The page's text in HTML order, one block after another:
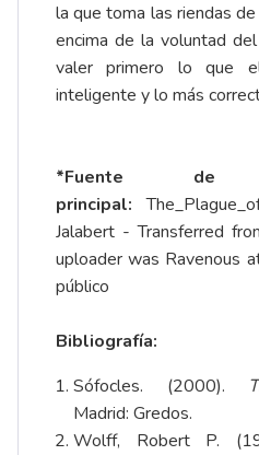
la que toma las riendas
encima de la voluntad
valer primero lo que
inteligente y lo más
*Fuente de
principal:
Jalabert - Transferred
uploader was Ravenous
público
Bibliografía:
Sófocles. (2000).
Madrid: Gredos.
Wolff, Robert P.